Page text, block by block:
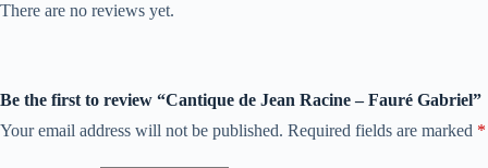
There are no reviews yet.
Be the first to review “Cantique de Jean Racine – Fauré Gabriel”
Your email address will not be published. Required fields are marked *